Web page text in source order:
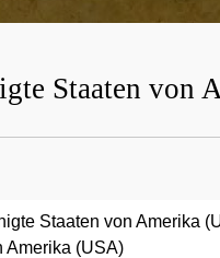
Staaten von
Staaten von Amerika
Amerika (USA)